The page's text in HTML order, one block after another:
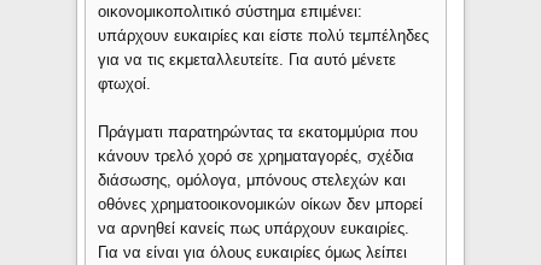
οικονομικοπολιτικό σύστημα επιμένει:
υπάρχουν ευκαιρίες και είστε πολύ τεμπέληδες
για να τις εκμεταλλευτείτε. Για αυτό μένετε
φτωχοί.
Πράγματι παρατηρώντας τα εκατομμύρια που
κάνουν τρελό χορό σε χρηματαγορές, σχέδια
διάσωσης, ομόλογα, μπόνους στελεχών και
οθόνες χρηματοοικονομικών οίκων δεν μπορεί
να αρνηθεί κανείς πως υπάρχουν ευκαιρίες.
Για να είναι για όλους ευκαιρίες όμως λείπει